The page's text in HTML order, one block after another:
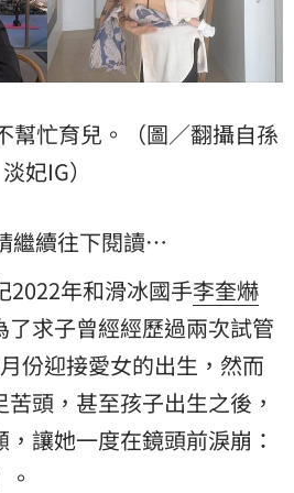
幫忙育兒。（圖／翻攝自孫
淡妃IG）
繼續往下閱讀…
2022年和滑冰國手李奎爀
了求子曾經經歷過兩次試管
份迎接愛女的出生，然而
頭，甚至孩子出生之後，
讓她一度在鏡頭前淚崩：